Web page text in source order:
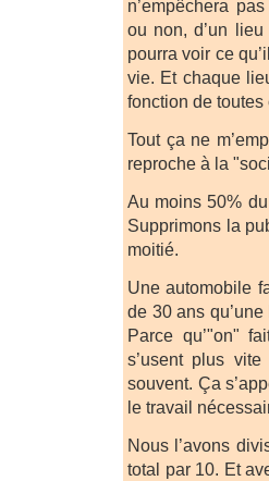
n’empêchera
ou non, d’un lieu
pourra voir ce
vie. Et chaque
fonction de
Tout ça ne
reproche à la
Au moins 50%
Supprimons la
moitié.
Une automobile
de 30 ans
Parce qu’"on"
s’usent plus
souvent. Ça
le travail
Nous l’avons
total par 10. Et